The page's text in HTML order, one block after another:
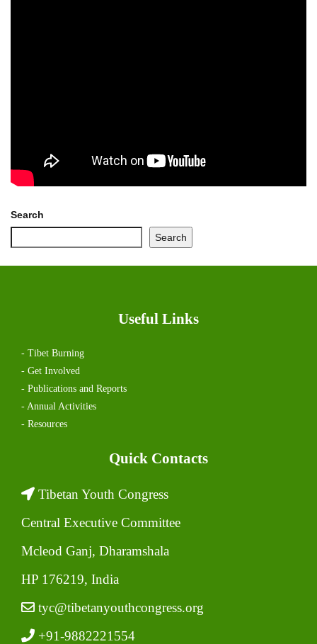
Search
Search
Useful Links
- Tibet Burning
- Get Involved
- Publications and Reports
- Annual Activities
- Resources
Quick Contacts
Tibetan Youth Congress
Central Executive Committee
Mcleod Ganj, Dharamshala
HP 176219, India
tyc@tibetanyouthcongress.org
+91-9882221554